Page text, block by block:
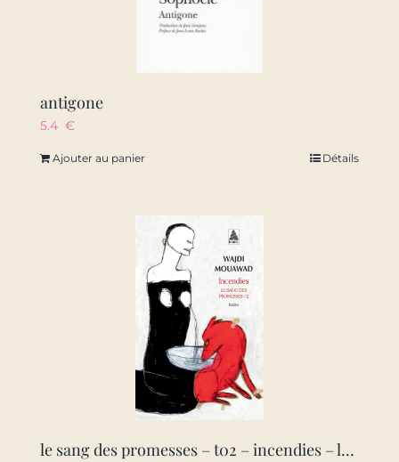
antigone
5.4 €
Ajouter au panier Détails
le sang des promesses – t02 – incendies – le sang des promesses – 2